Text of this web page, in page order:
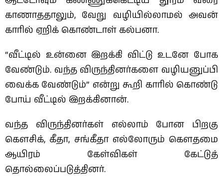
காணாததாலும், வேறு வழியில்லாமல் அவன்
காரில் ஏறிக் கொண்டாள் கல்பனா.
“வீட்டில் உன்னை இறக்கி விட்டு உடனே போக
வேண்டும். வந்த விருந்தினர்களை வழியனுப்பி
வைக்க வேண்டும்” என்று கூறி காரில் கொண்டு
போய் வீட்டில் இறக்கினான்.
வந்த விருந்தினர்கள் எல்லாம் போன பிறகு
கௌசிக், கீதா, சங்கீதா எல்லோரும் கௌதமை
ஆயிரம் கேள்விகள் கேட்டுத்
தொல்லைப்படுத்தினர்.